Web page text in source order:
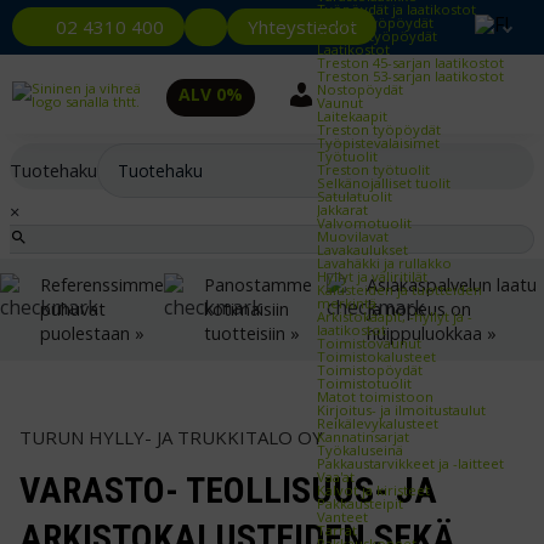
02 4310 400 Yhteystiedot
Työpöydät ja laatikostot
Kevyet työpöydät
Raskaat työpöydät
Laatikostot
Treston 45-sarjan laatikostot
Treston 53-sarjan laatikostot
Nostopöydät
Vaunut
Laitekaapit
Treston työpöydät
Työpistevalaisimet
Työtuolit
Treston työtuolit
Selkänojalliset tuolit
Satulatuolit
Jakkarat
Valvomotuolit
Muovilavat
Lavakaulukset
Lavahäkki ja rullakko
Hyllyt ja väliritilät
Kalusteiden ja tuotteiden
merkintä
Arkistokaapit, -hyllyt ja -
laatikostot
Toimistovaunut
Toimistokalusteet
Toimistopöydät
Toimistotuolit
Matot toimistoon
Kirjoitus- ja ilmoitustaulut
Reikälevykalusteet
Kannatinsarjat
Työkaluseinä
Pakkaustarvikkeet ja -laitteet
Vaa'at
Kalvot ja kiristeet
Pakkausteipit
Vanteet
Tarrat
ALV 0%
Tuotehaku
×
Referenssimme
puhuvat
puolestaan »
Panostamme
kotimaisiin
tuotteisiin »
Asiakaspalvelun laatu
ja nopeus on
huippuluokkaa »
TURUN HYLLY- JA TRUKKITALO OY
VARASTO- TEOLLISUUS- JA